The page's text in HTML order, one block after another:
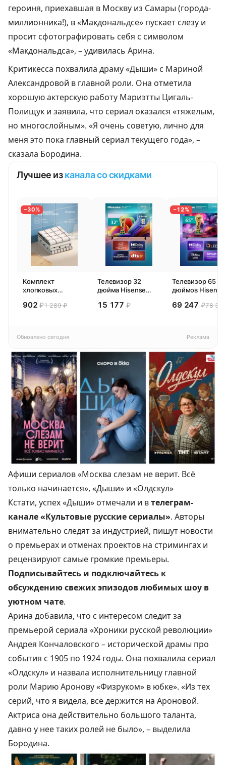
героиня, приехавшая в Москву из Самары (города-
миллионника!), в «Макдональдсе» пускает слезу и
просит сфотографировать себя с символом
«Макдональдса», – удивилась Арина.
Критикесса похвалила драму «Дыши» с Мариной
Александровой в главной роли. Она отметила
хорошую актерскую работу Мариэтты Цигаль-
Полищук и заявила, что сериал оказался «тяжелым,
но многослойным». «Я очень советую, лично для
меня это пока главный сериал текущего года», –
сказала Бородина.
Лучшее изканала со скидками
−30%
Комплект
хлопковых
полотенец 4 шт,
902₽1 289 ₽
Телевизор 32
дюйма Hisense
Смарт ТВ HD
15 177 ₽
−12%
Телевизор 65
дюймов Hisense
(2026) Смарт ТВ
69 247 ₽78
Обновлено сегодня Реклама
Афиши сериалов «Москва слезам не верит. Всё
только начинается», «Дыши» и «Олдскул»
Кстати, успех «Дыши» отмечали и втелеграм-
канале «Культовые русские сериалы». Авторы
внимательно следят за индустрией, пишут новости
о премьерах и отменах проектов на стримингах и
рецензируют самые громкие премьеры.
Подписывайтесь и подключайтесь к
обсуждению свежих эпизодов любимых шоу в
уютном чате.
Арина добавила, что с интересом следит за
премьерой сериала «Хроники русской революции»
Андрея Кончаловского – исторической драмы про
события с 1905 по 1924 годы. Она похвалила сериал
«Олдскул» и назвала исполнительницу главной
роли Марию Аронову «Физруком» в юбке». «Из тех
серий, что я видела, всё держится на Ароновой.
Актриса она действительно большого таланта,
давно у нее таких ролей не было», – выделила
Бородина.